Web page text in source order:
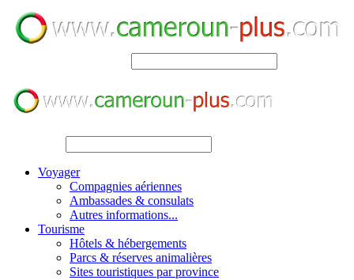
Voyager
Compagnies aériennes
Ambassades & consulats
Autres informations...
Tourisme
Hôtels & hébergements
Parcs & réserves animalières
Sites touristiques par province